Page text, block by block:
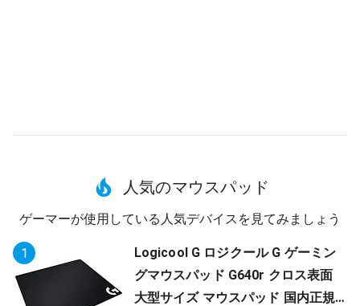
人気のマウスパッド
ゲーマーが使用している人気デバイスを見てみましょう
1
Logicool G ロジクール G ゲーミン
グマウスパッド G640r クロス表面
大型サイズ マウスパッド 国内正規